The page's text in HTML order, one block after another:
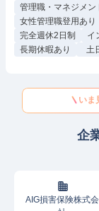
管理職・マネジメン
女性管理職登用あり
完全週休2日制
イ
長期休暇あり
土
いま
企
AIG損害保険株式会